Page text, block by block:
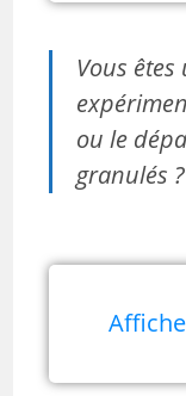
Vous
ou le
granulés